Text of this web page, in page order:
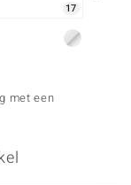
17
met een